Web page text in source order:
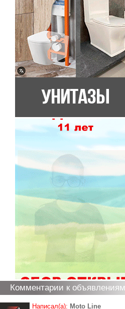
Комментарии к объявлениям
Написал(а): Moto Line